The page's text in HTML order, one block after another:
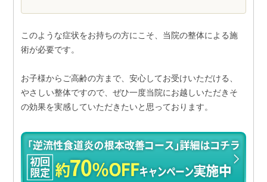
このような症状をお持ちの方にこそ、当院の整体による施
術が必要です。
お子様からご高齢の方まで、安心してお受けいただける、
やさしい整体ですので、ぜひ一度当院にお越しいただきそ
の効果を実感していただきたいと思っております。